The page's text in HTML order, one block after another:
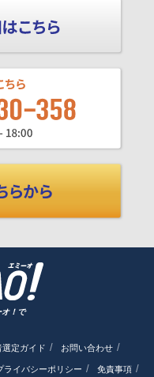
オ！で
選定ガイド お問い合わせ
ライバシーポリシー 免責事項